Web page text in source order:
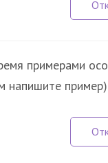
примерами
напишите пример)